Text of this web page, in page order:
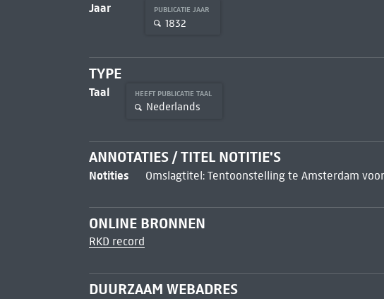
Jaar PUBLICATIE JAAR
1832
TYPE
Taal HEEFT PUBLICATIE TAAL
Nederlands
ANNOTATIES / TITEL NOTITIE'S
Notities Omslagtitel: Tentoonstelling te Amsterdam
ONLINE BRONNEN
RKD record
DUURZAAM WEBADRES